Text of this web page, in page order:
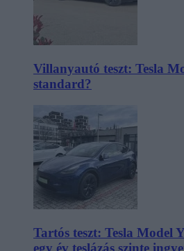
Villanyautó teszt: Tesla
standard?
Tartós teszt: Tesla Model
egy év teslázás szinte